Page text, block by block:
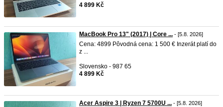
4 899 Kč
MacBook Pro 13" (2017) | Core ... - [5.8. 2026]
Cena: 4899 Pôvodná cena: 1 500 € Inzerát platí do
z ...
Slovensko - 987 65
4 899 Kč
Acer Aspire 3 | Ryzen 7 5700U ... - [5.8. 2026]